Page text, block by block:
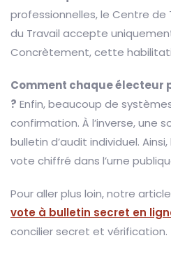
professionnelles, le Centre
du Travail accepte
Concrètement, cette
Comment chaque électeur
? Enfin, beaucoup de
confirmation. À l’inverse, une
bulletin d’audit individuel.
vote chiffré dans l’urne
Pour aller plus loin, notre
vote à bulletin secret en
concilier secret et vérification.